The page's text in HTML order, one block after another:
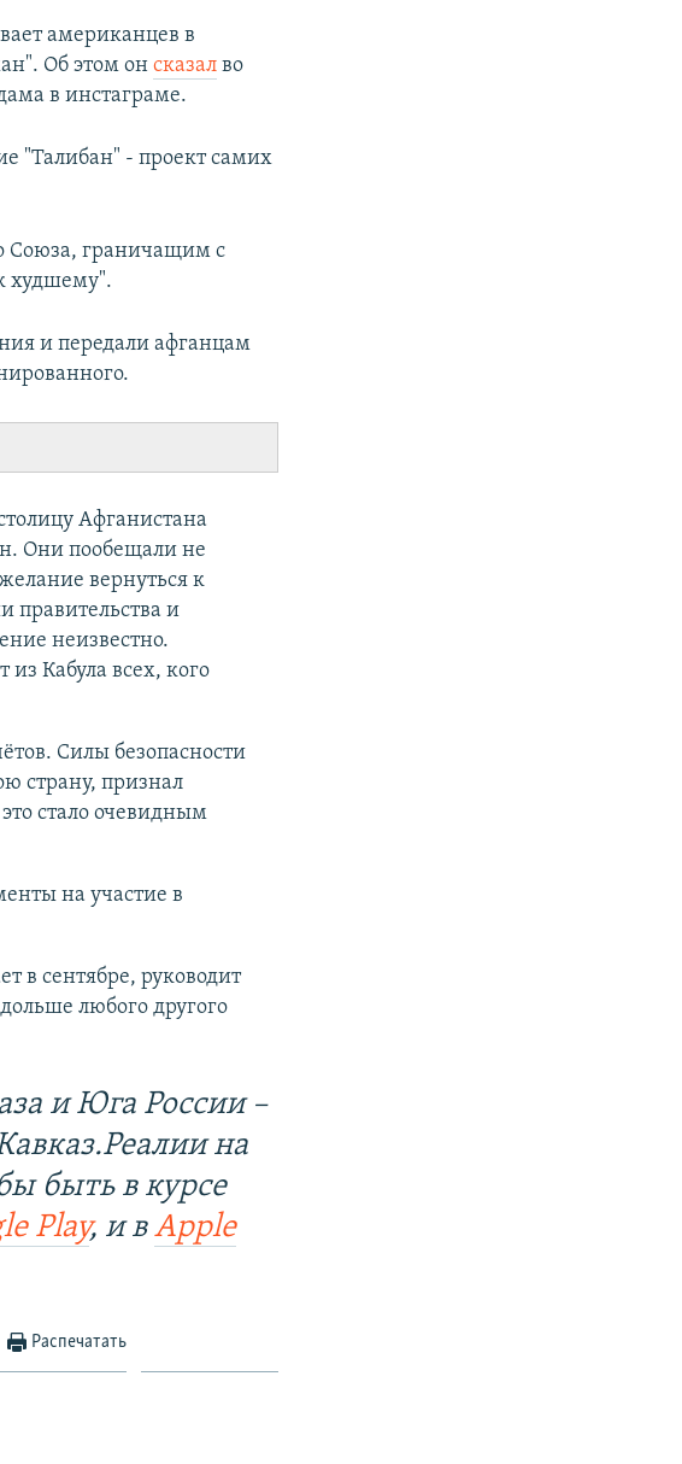
американцев в
Об этом онсказал во
в инстаграме.
"Талибан" - проект самих
Союза, граничащим с
худшему".
и передали афганцам
Афганистана
Они пообещали не
вернуться к
правительства и
неизвестно.
Кабула всех, кого
Силы безопасности
страну, признал
стало очевидным
на участие в
в сентябре, руководит
любого другого
и Юга России –
на
быть в курсе
Play, и вApple
Распечатать